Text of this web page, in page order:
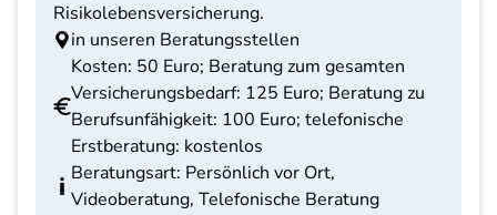
Risikolebensversicherung.
in unseren Beratungsstellen
Kosten: 50 Euro; Beratung zum gesamten
Versicherungsbedarf: 125 Euro; Beratung zu
Berufsunfähigkeit: 100 Euro; telefonische
Erstberatung: kostenlos
Beratungsart: Persönlich vor Ort,
Videoberatung, Telefonische Beratung